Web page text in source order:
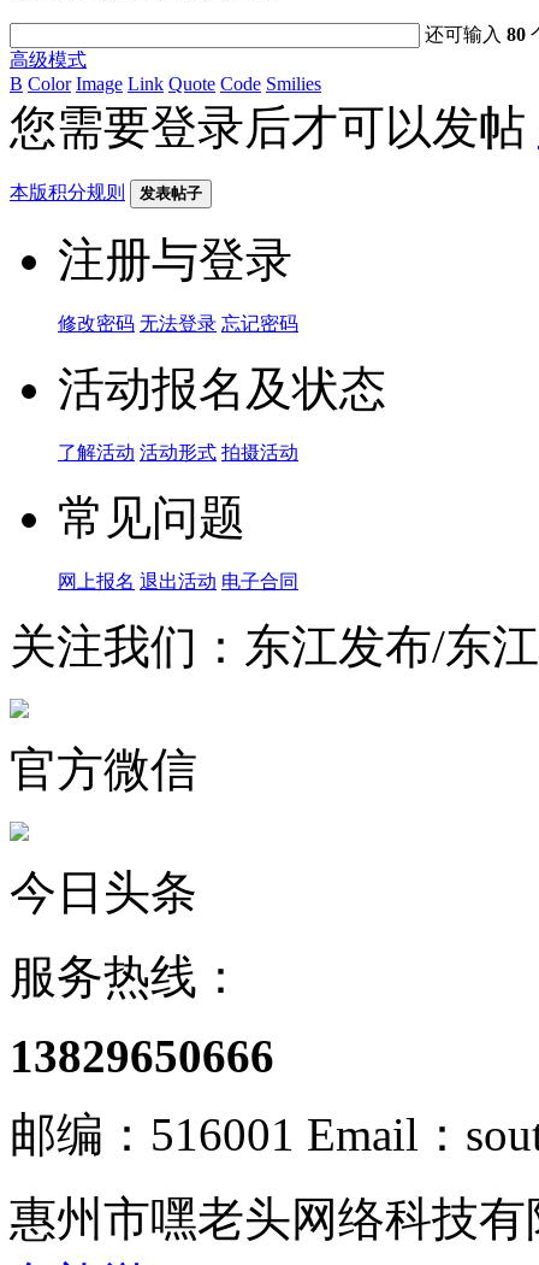
还可输入80
高级模式
B Color Image Link Quote Code Smilies
您需要登录后才可以发帖
本版积分规则 发表帖子
注册与登录
修改密码 无法登录 忘记密码
活动报名及状态
了解活动 活动形式 拍摄活动
常见问题
网上报名 退出活动 电子合同
关注我们：东江发布/东
官方微信
今日头条
服务热线：
13829650666
邮编：516001 Email：
惠州市嘿老头网络科技